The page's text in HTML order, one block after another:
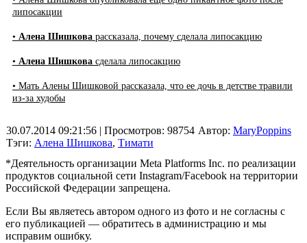
липосакции
• Алена Шишкова рассказала, почему сделала липосакцию
• Алена Шишкова сделала липосакцию
• Мать Алены Шишковой рассказала, что ее дочь в детстве травили
из-за худобы
30.07.2014 09:21:56 | Просмотров: 98754
Тэги: Алена Шишкова, Тимати
Автор: MaryPoppins
*Деятельность организации Meta Platforms Inc. по реализации
продуктов социальной сети Instagram/Facebook на территории
Российской Федерации запрещена.
Если Вы являетесь автором одного из фото и не согласны с
его публикацией — обратитесь в администрацию и мы
исправим ошибку.